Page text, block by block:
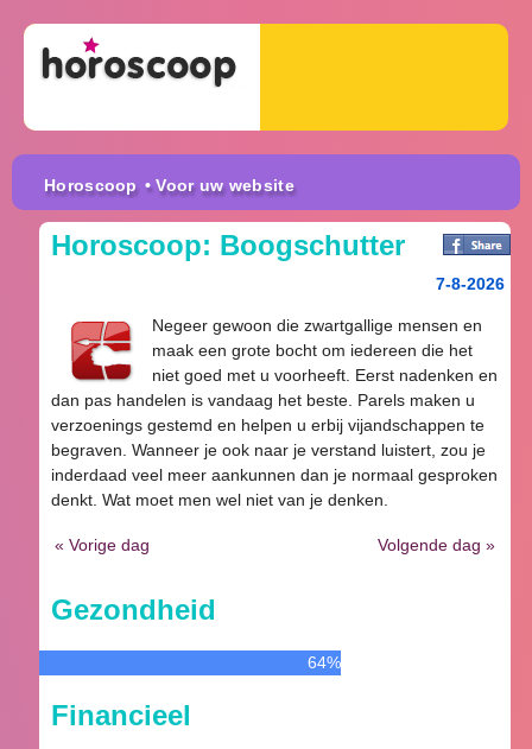
Horoscoop • Voor uw website
Horoscoop: Boogschutter
7-8-2026
Negeer gewoon die zwartgallige mensen en
maak een grote bocht om iedereen die het
niet goed met u voorheeft. Eerst nadenken en
dan pas handelen is vandaag het beste. Parels maken u
verzoenings gestemd en helpen u erbij vijandschappen te
begraven. Wanneer je ook naar je verstand luistert, zou je
inderdaad veel meer aankunnen dan je normaal gesproken
denkt. Wat moet men wel niet van je denken.
« Vorige dag Volgende dag »
Gezondheid
64%
Financieel